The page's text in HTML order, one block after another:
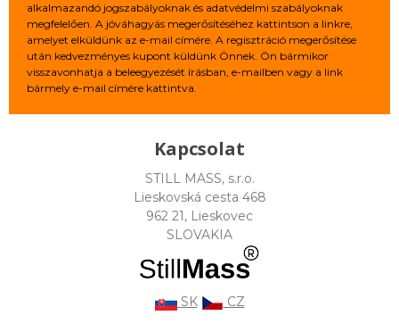
alkalmazandó jogszabályoknak és adatvédelmi szabályoknak
megfelelően. A jóváhagyás megerősítéséhez kattintson a linkre,
amelyet elküldünk az e-mail címére. A regisztráció megerősítése
után kedvezményes kupont küldünk Önnek. Ön bármikor
visszavonhatja a beleegyezését írásban, e-mailben vagy a link
bármely e-mail címére kattintva.
Kapcsolat
STILL MASS, s.r.o.
Lieskovská cesta 468
962 21, Lieskovec
SLOVAKIA
SK CZ